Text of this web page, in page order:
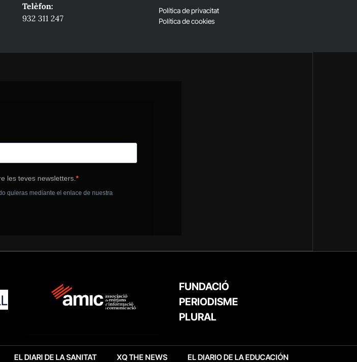
Telèfon:
932 311 247
Política de privacitat
Política de cookies
FUNDACIÓ
PERIODISME
PLURAL
EL DIARI DE LA SANITAT XQ THE NEWS EL DIARIO DE LA EDUCACIÓN